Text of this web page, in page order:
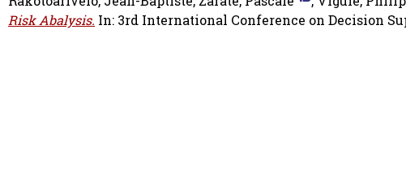
Risk Abalysis. In: 3rd International Conference on Decision